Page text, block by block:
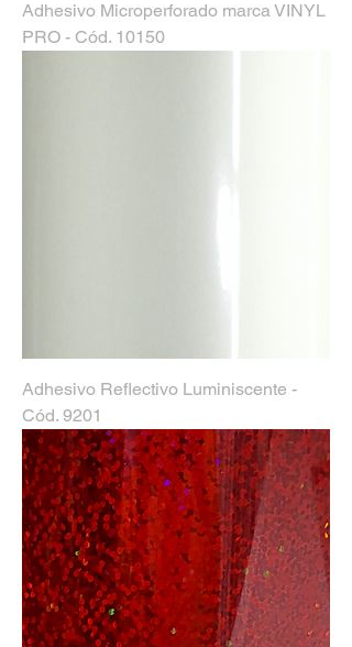
Adhesivo Microperforado marca VINYL
PRO - Cód. 10150
Adhesivo Reflectivo Luminiscente -
Cód. 9201